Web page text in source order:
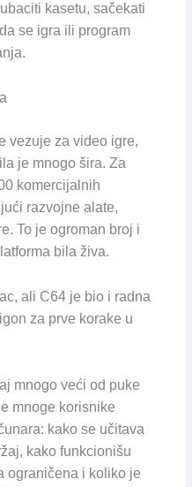
kasetu, sačekati
se igra ili program
vezuje za video igre,
je mnogo šira. Za
komercijalnih
razvojne alate,
To je ogroman broj i
bila živa.
ali C64 je bio i radna
za prve korake u
mnogo veći od puke
mnoge korisnike
kako se učitava
kako funkcionišu
ograničena i koliko je